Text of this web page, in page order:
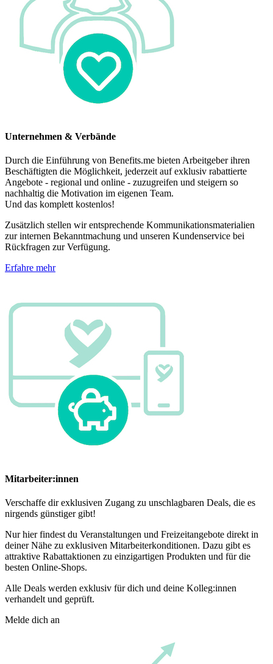
Unternehmen & Verbände
Durch die Einführung von Benefits.me bieten Arbeitgeber ihren
Beschäftigten die Möglichkeit, jederzeit auf exklusiv rabattierte
Angebote - regional und online - zuzugreifen und steigern so
nachhaltig die Motivation im eigenen Team.
Und das komplett kostenlos!
Zusätzlich stellen wir entsprechende Kommunikationsmaterialien
zur internen Bekanntmachung und unseren Kundenservice bei
Rückfragen zur Verfügung.
Erfahre mehr
Mitarbeiter:innen
Verschaffe dir exklusiven Zugang zu unschlagbaren Deals, die es
nirgends günstiger gibt!
Nur hier findest du Veranstaltungen und Freizeitangebote direkt in
deiner Nähe zu exklusiven Mitarbeiterkonditionen. Dazu gibt es
attraktive Rabattaktionen zu einzigartigen Produkten und für die
besten Online-Shops.
Alle Deals werden exklusiv für dich und deine Kolleg:innen
verhandelt und geprüft.
Melde dich an